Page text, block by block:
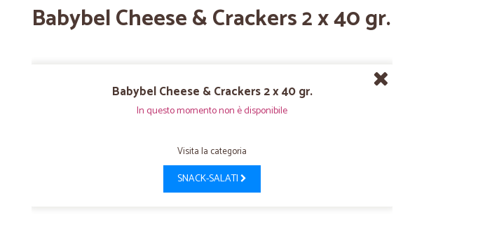
Babybel Cheese & Crackers 2 x 40 gr.
Babybel Cheese & Crackers 2 x 40 gr.
In questo momento non è disponibile
Visita la categoria
SNACK-SALATI